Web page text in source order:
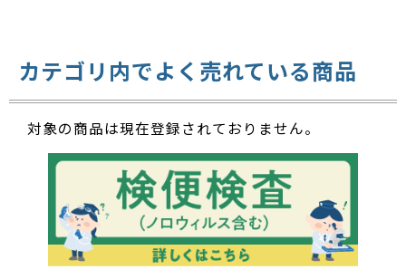
カテゴリ内でよく売れている商品
対象の商品は現在登録されておりません。